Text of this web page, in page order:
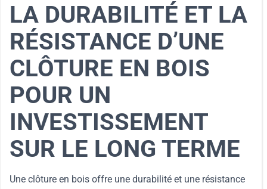
LA DURABILITÉ ET LA
RÉSISTANCE D’UNE
CLÔTURE EN BOIS
POUR UN
INVESTISSEMENT
SUR LE LONG TERME
Une clôture en bois offre une durabilité et une résistance